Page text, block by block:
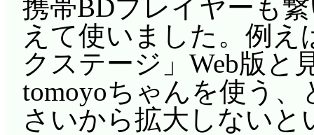
携帯BDプレイヤーも
えて使いました。例え
クステージ」Web版と
tomoyoちゃんを使う
さいから拡大しない